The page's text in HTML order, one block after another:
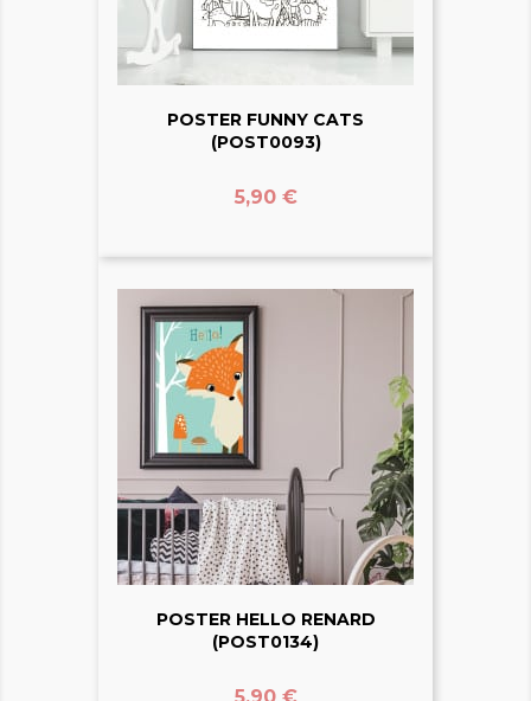
POSTER FUNNY CATS
(POST0093)
Prix
5,90 €
POSTER HELLO RENARD
(POST0134)
Prix